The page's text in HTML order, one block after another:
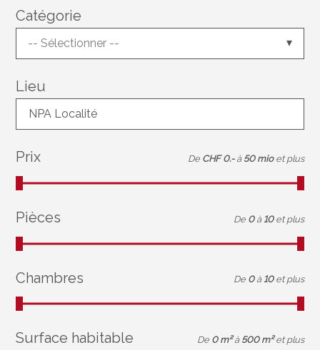
Catégorie
-- Sélectionner --
Lieu
NPA Localité
Prix De CHF 0.- à 50 mio et plus
Pièces De 0 à 10 et plus
Chambres De 0 à 10 et plus
Surface habitable De 0 m² à 500 m² et plus